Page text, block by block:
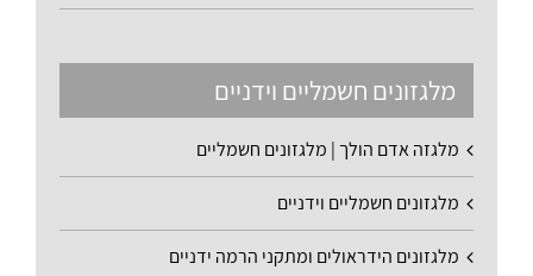
מלגזונים חשמליים וידניים
מלגזה אדם הולך | מלגזונים חשמליים
מלגזונים חשמליים וידניים
מלגזונים הידראולים ומתקני הרמה ידניים